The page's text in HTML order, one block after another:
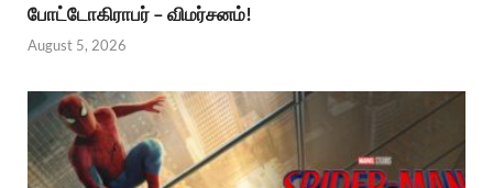
போட்டோகிராபர் – விமர்சனம்!
August 5, 2026